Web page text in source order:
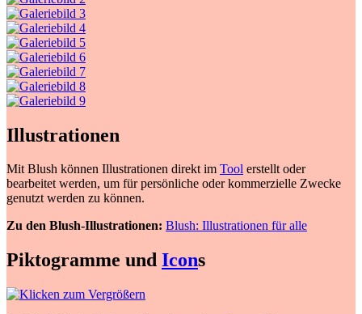
Illustrationen
Mit Blush können Illustrationen direkt im Tool erstellt oder
bearbeitet werden, um für persönliche oder kommerzielle Zwecke
genutzt werden zu können.
Zu den Blush-Illustrationen: Blush: Illustrationen für alle
Piktogramme und Icons